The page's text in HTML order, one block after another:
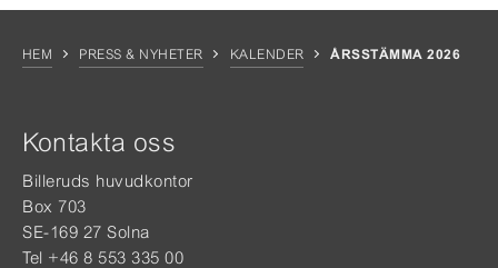
HEM PRESS & NYHETER KALENDER ÅRSSTÄMMA 2026
Kontakta oss
Billeruds huvudkontor
Box 703
SE-169 27 Solna
Tel +46 8 553 335 00